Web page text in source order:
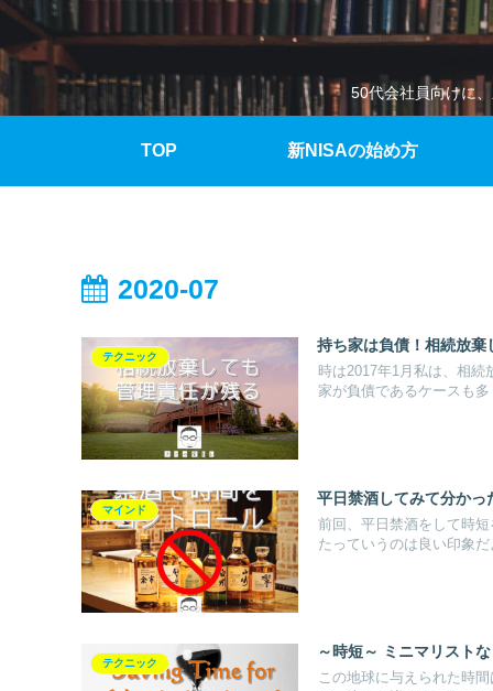
50代会社員向けに
TOP 新NISAの始め方
2020-07
テクニック
持ち家は負債！相続放
時は2017年1月私は、相
家が負債であるケースも
マインド
平日禁酒してみて分かっ
前回、平日禁酒をして時
たっていうのは良い印象
テクニック
～時短～ ミニマリスト
この地球に与えられた時